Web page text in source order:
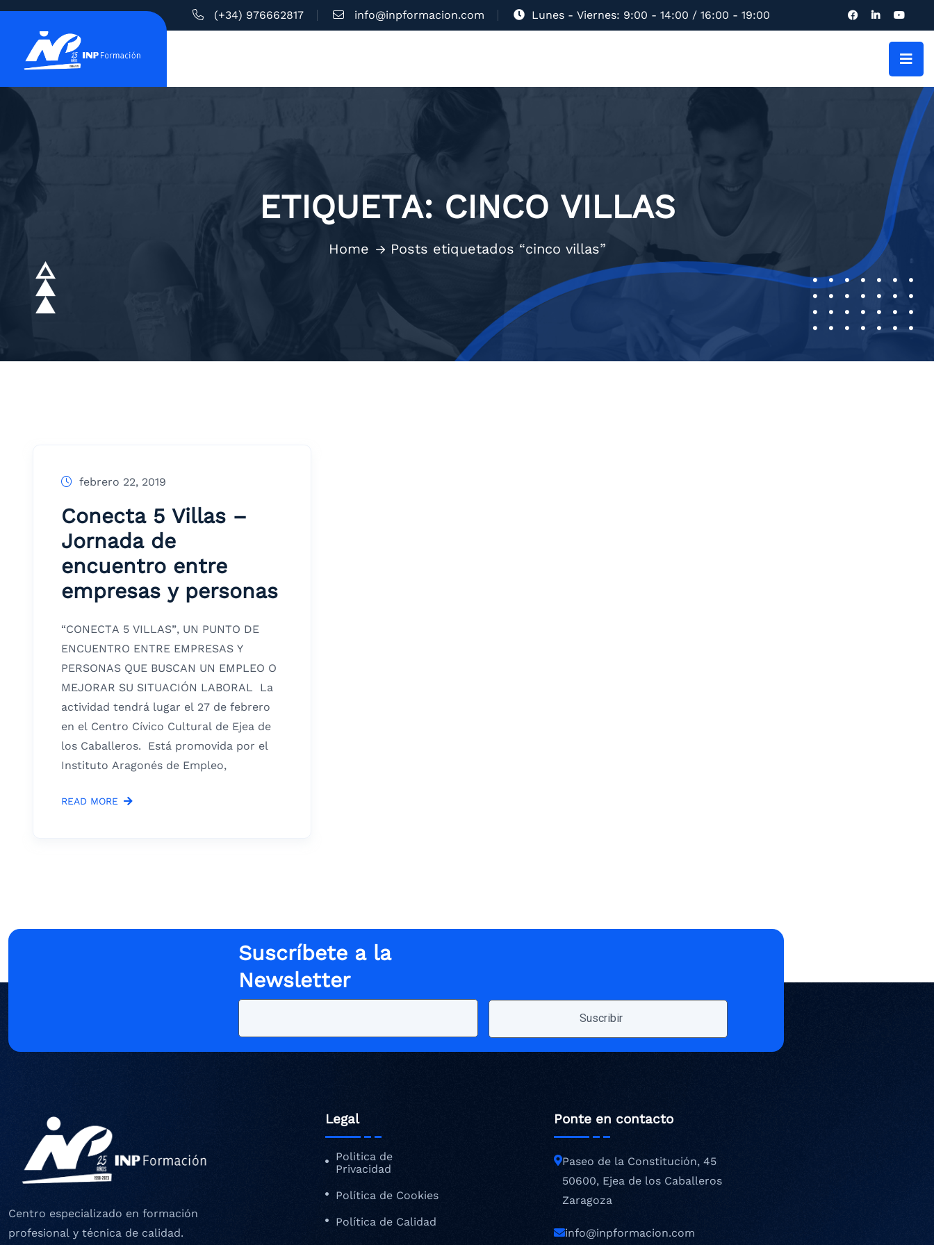
(+34) 976662817 info@inpformacion.com Lunes - Viernes: 9:00 - 14:00 / 16:00 - 19:00
ETIQUETA: CINCO VILLAS
Home Posts etiquetados “cinco villas”
febrero 22, 2019
Conecta 5 Villas –
Jornada de
encuentro entre
empresas y personas
“CONECTA 5 VILLAS”, UN PUNTO DE
ENCUENTRO ENTRE EMPRESAS Y
PERSONAS QUE BUSCAN UN EMPLEO O
MEJORAR SU SITUACIÓN LABORAL La
actividad tendrá lugar el 27 de febrero
en el Centro Cívico Cultural de Ejea de
los Caballeros. Está promovida por el
Instituto Aragonés de Empleo,
READ MORE
Suscríbete a la
Newsletter
Centro especializado en formación
profesional y técnica de calidad.
Legal
Politica de
Privacidad
Política de Cookies
Política de Calidad
Ponte en contacto
Paseo de la Constitución, 45
50600, Ejea de los Caballeros
Zaragoza
info@inpformacion.com